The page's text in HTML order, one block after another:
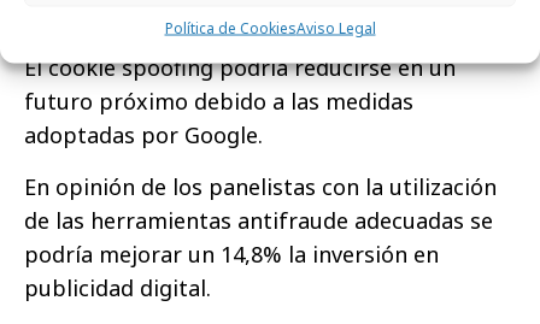
Política de CookiesAviso Legal
sitios (cookie spoofing, por un 29%).
El cookie spoofing podría reducirse en un
futuro próximo debido a las medidas
adoptadas por Google.
En opinión de los panelistas con la utilización
de las herramientas antifraude adecuadas se
podría mejorar un 14,8% la inversión en
publicidad digital.